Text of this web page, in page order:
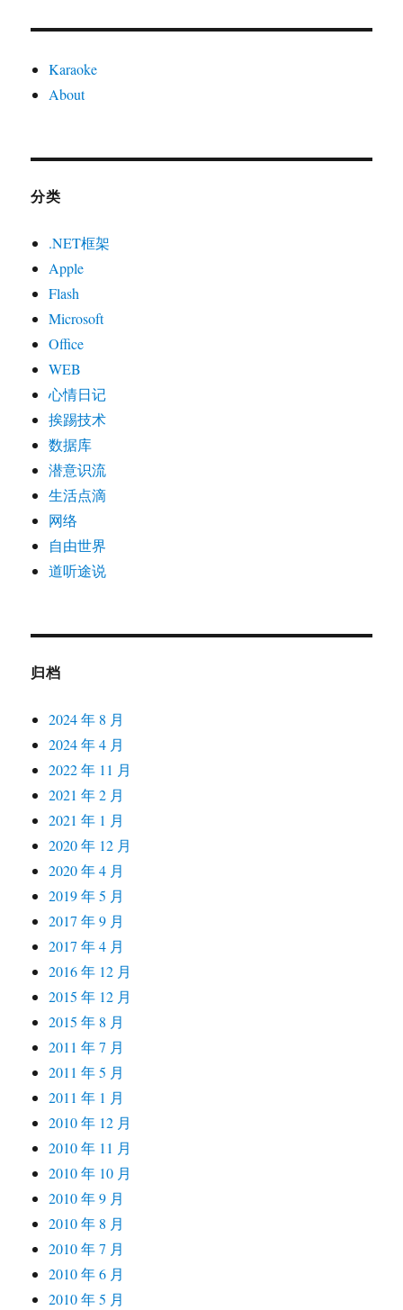
Karaoke
About
分类
.NET框架
Apple
Flash
Microsoft
Office
WEB
心情日记
挨踢技术
数据库
潜意识流
生活点滴
网络
自由世界
道听途说
归档
2024 年 8 月
2024 年 4 月
2022 年 11 月
2021 年 2 月
2021 年 1 月
2020 年 12 月
2020 年 4 月
2019 年 5 月
2017 年 9 月
2017 年 4 月
2016 年 12 月
2015 年 12 月
2015 年 8 月
2011 年 7 月
2011 年 5 月
2011 年 1 月
2010 年 12 月
2010 年 11 月
2010 年 10 月
2010 年 9 月
2010 年 8 月
2010 年 7 月
2010 年 6 月
2010 年 5 月